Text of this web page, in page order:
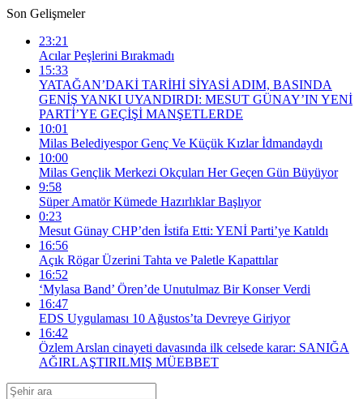
Son Gelişmeler
23:21
Acılar Peşlerini Bırakmadı
15:33
YATAĞAN’DAKİ TARİHİ SİYASİ ADIM, BASINDA
GENİŞ YANKI UYANDIRDI: MESUT GÜNAY’IN YENİ
PARTİ’YE GEÇİŞİ MANŞETLERDE
10:01
Milas Belediyespor Genç Ve Küçük Kızlar İdmandaydı
10:00
Milas Gençlik Merkezi Okçuları Her Geçen Gün Büyüyor
9:58
Süper Amatör Kümede Hazırlıklar Başlıyor
0:23
Mesut Günay CHP’den İstifa Etti: YENİ Parti’ye Katıldı
16:56
Açık Rögar Üzerini Tahta ve Paletle Kapattılar
16:52
‘Mylasa Band’ Ören’de Unutulmaz Bir Konser Verdi
16:47
EDS Uygulaması 10 Ağustos’ta Devreye Giriyor
16:42
Özlem Arslan cinayeti davasında ilk celsede karar: SANIĞA
AĞIRLAŞTIRILMIŞ MÜEBBET